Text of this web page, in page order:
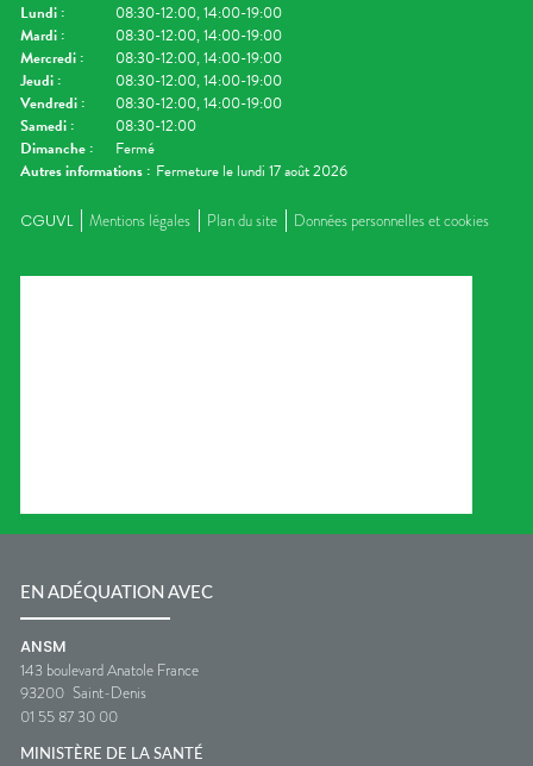
Lundi :
08:30-12:00, 14:00-19:00
Mardi :
08:30-12:00, 14:00-19:00
Mercredi :
08:30-12:00, 14:00-19:00
Jeudi :
08:30-12:00, 14:00-19:00
Vendredi :
08:30-12:00, 14:00-19:00
Samedi :
08:30-12:00
Dimanche :
Fermé
Autres informations : Fermeture le lundi 17 août 2026
CGUVL Mentions légales Plan du site Données personnelles et cookies
EN ADÉQUATION AVEC
ANSM
143 boulevard Anatole France
93200 Saint-Denis
01 55 87 30 00
MINISTÈRE DE LA SANTÉ